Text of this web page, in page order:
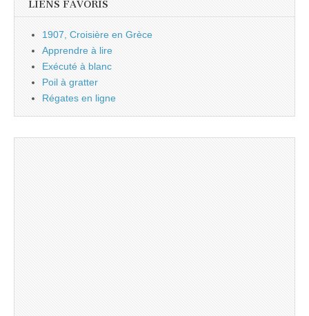
LIENS FAVORIS
1907, Croisière en Grèce
Apprendre à lire
Exécuté à blanc
Poil à gratter
Régates en ligne